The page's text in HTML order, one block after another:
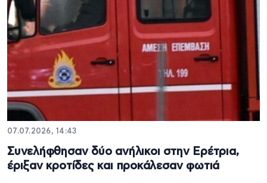
07.07.2026, 14:43
Συνελήφθησαν δύο ανήλικοι στην Ερέτρια,
έριξαν κροτίδες και προκάλεσαν φωτιά